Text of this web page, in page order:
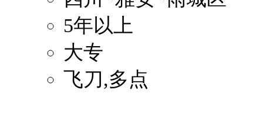
定期团建 节日福利
解决户口
员工旅游 高温补贴
5年以上
大专
飞刀,多点